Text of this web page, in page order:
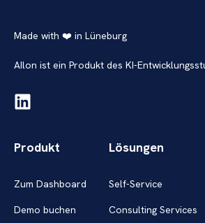
Made with ❤️ in Lüneburg
AIlon ist ein Produkt des KI-
Produkt
Zum Dashboard
Demo buchen
Lösungen
Self-Service
Consulting Services